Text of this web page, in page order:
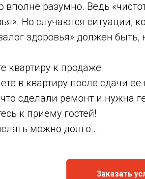
вполне разумно. Ведь
Но случаются ситуации,
здоровья» должен быть,
квартиру к продаже
в квартиру после сдачи ее
сделали ремонт и нужна
к приему гостей!
можно долго...
Заказать